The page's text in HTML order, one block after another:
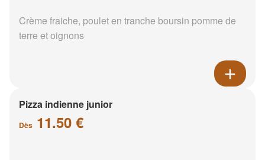
Crème fraiche, poulet en tranche boursin pomme de
terre et oignons
Pizza indienne junior
Dès 11.50 €